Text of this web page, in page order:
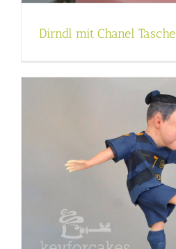
Dirndl mit Chanel Tasche